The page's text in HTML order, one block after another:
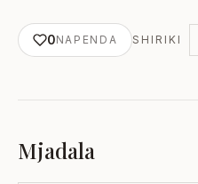
0NAPENDA SHIRIKI
Mjadala